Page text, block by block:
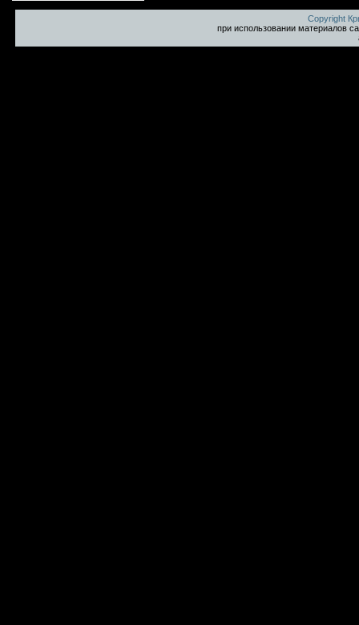
Copyright
при использовании материалов